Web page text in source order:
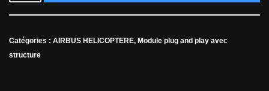
Catégories : AIRBUS HELICOPTERE, Module plug and play avec
structure